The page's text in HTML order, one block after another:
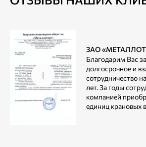
ЗАО
Благодарим Вас
долгосрочное и
сотрудничество
лет. За годы
компанией
единиц крановых